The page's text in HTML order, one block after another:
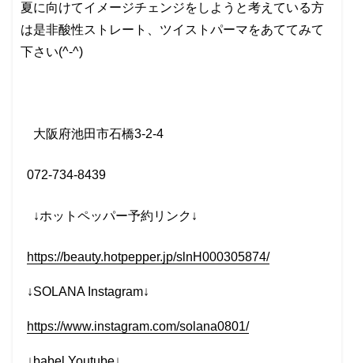
夏に向けてイメージチェンジをしようと考えている方
は是非酸性ストレート、ツイストパーマをあててみて
下さい(^-^)
大阪府池田市石橋3-2-4
072-734-8439
↓ホットペッパー予約リンク ↓
https://beauty.hotpepper.jp/slnH000305874/
↓SOLANA Instagram↓
https://www.instagram.com/solana0801/